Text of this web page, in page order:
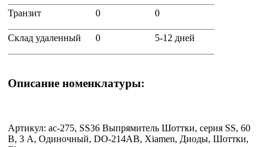
Транзит 0 0
Склад удаленный 0 5-12 дней
Описание номенклатуры:
Артикул: ac-275, SS36 Выпрямитель Шоттки, серия SS, 60
В, 3 А, Одиночный, DO-214AB, Xiamen, Диоды, Шоттки,